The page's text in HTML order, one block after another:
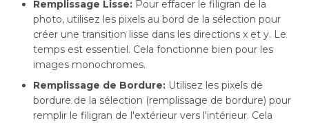
Remplissage Lisse: Pour effacer le filigran de la
photo, utilisez les pixels au bord de la sélection pour
créer une transition lisse dans les directions x et y. Le
temps est essentiel. Cela fonctionne bien pour les
images monochromes.
Remplissage de Bordure: Utilisez les pixels de
bordure de la sélection (remplissage de bordure) pour
remplir le filigran de l'extérieur vers l'intérieur. Cela